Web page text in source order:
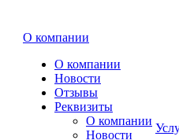
О компании
О компании
Новости
Отзывы
Реквизиты
О компании
Новости